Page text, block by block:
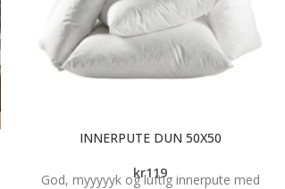
INNERPUTE DUN 50X50
kr119
God, myyyyyk og luftig innerpute med